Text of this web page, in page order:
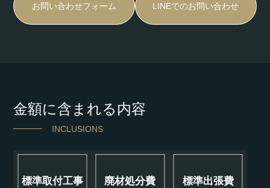
お問い合わせフォーム LINEでのお問い合わせ
金額に含まれる内容
INCLUSIONS
標準取付工事 廃材処分費 標準出張費